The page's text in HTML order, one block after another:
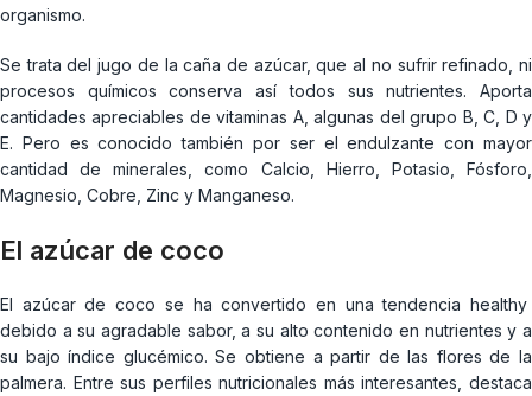
organismo.
Se trata del jugo de la caña de azúcar, que al no sufrir refinado, ni
procesos químicos conserva así todos sus nutrientes. Aporta
cantidades apreciables de vitaminas A, algunas del grupo B, C, D y
E. Pero es conocido también por ser el endulzante con mayor
cantidad de minerales, como Calcio, Hierro, Potasio, Fósforo,
Magnesio, Cobre, Zinc y Manganeso.
El azúcar de coco
El azúcar de coco se ha convertido en una tendencia healthy
debido a su agradable sabor, a su alto contenido en nutrientes y a
su bajo índice glucémico. Se obtiene a partir de las flores de la
palmera. Entre sus perfiles nutricionales más interesantes, destaca